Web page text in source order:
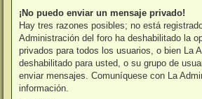
¡No puedo enviar un mensaje privado!
Hay tres razones posibles; no está
Administración del foro ha deshabilitado la
privados para todos los usuarios, o bien La
deshabilitado para usted, o su grupo de
enviar mensajes. Comuníquese con La
información.